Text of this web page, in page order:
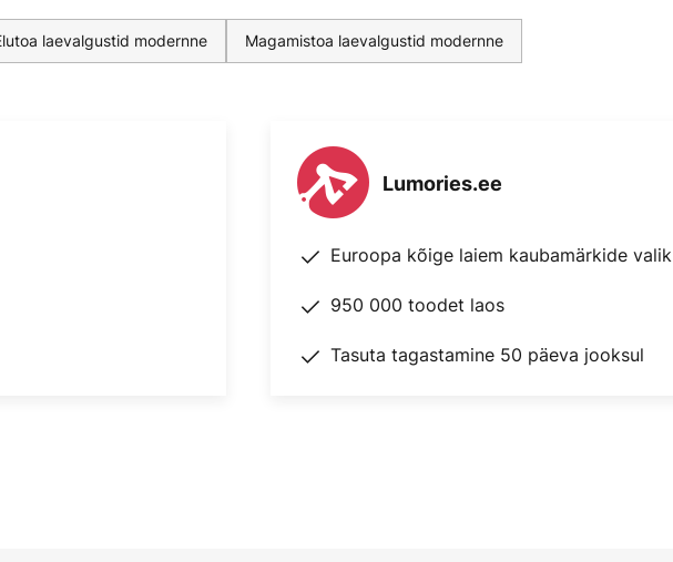
laevalgustid modernne Magamistoa laevalgustid modernne
Lumories.ee
Euroopa kõige laiem kaubamärkide valik
950 000 toodet laos
Tasuta tagastamine 50 päeva jooksul